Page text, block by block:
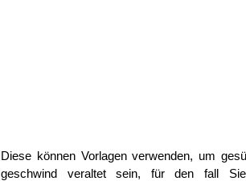
Diese können Vorlagen verwenden, um
geschwind veraltet sein, für den fall Sie